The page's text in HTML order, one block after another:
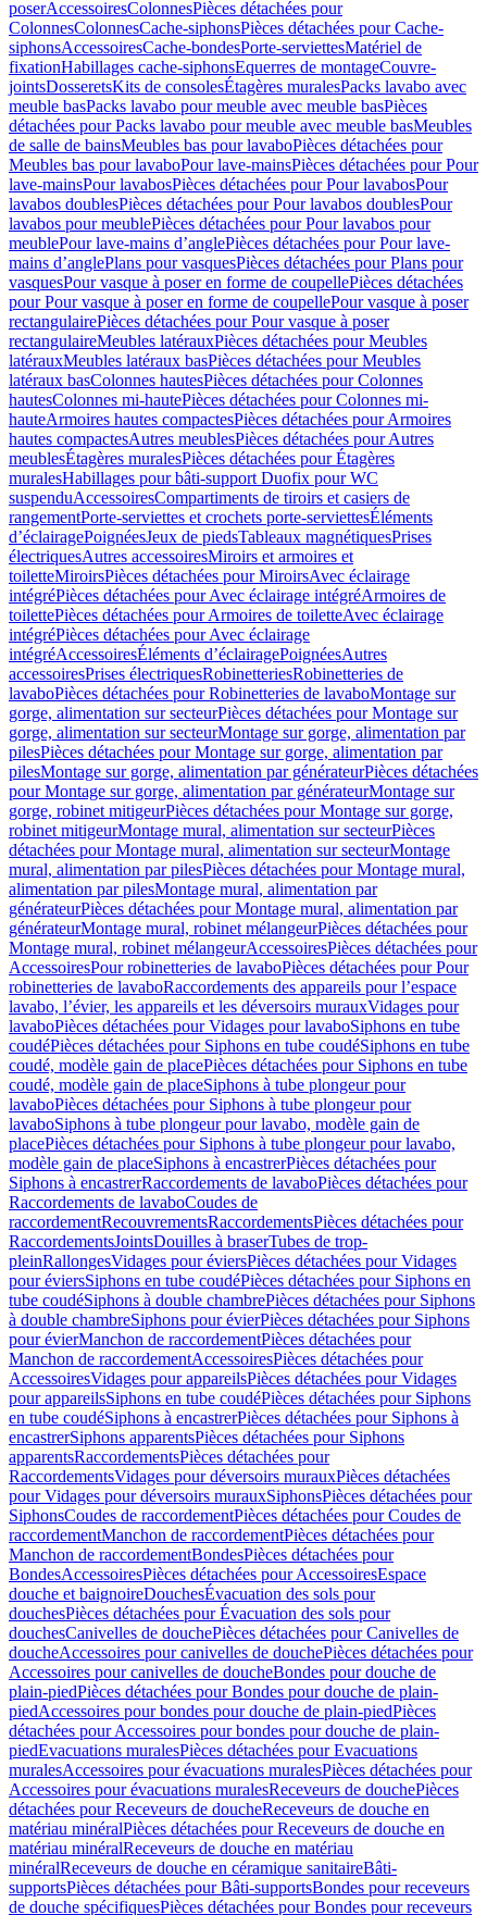
poserAccessoiresColonnesPièces détachées pour
ColonnesColonnesCache-siphonsPièces détachées pour Cache-
siphonsAccessoiresCache-bondesPorte-serviettesMatériel de
fixationHabillages cache-siphonsEquerres de montageCouvre-
jointsDosseretsKits de consolesÉtagères muralesPacks lavabo avec
meuble basPacks lavabo pour meuble avec meuble basPièces
détachées pour Packs lavabo pour meuble avec meuble basMeubles
de salle de bainsMeubles bas pour lavaboPièces détachées pour
Meubles bas pour lavaboPour lave-mainsPièces détachées pour Pour
lave-mainsPour lavabosPièces détachées pour Pour lavabosPour
lavabos doublesPièces détachées pour Pour lavabos doublesPour
lavabos pour meublePièces détachées pour Pour lavabos pour
meublePour lave-mains d’anglePièces détachées pour Pour lave-
mains d’anglePlans pour vasquesPièces détachées pour Plans pour
vasquesPour vasque à poser en forme de coupellePièces détachées
pour Pour vasque à poser en forme de coupellePour vasque à poser
rectangulairePièces détachées pour Pour vasque à poser
rectangulaireMeubles latérauxPièces détachées pour Meubles
latérauxMeubles latéraux basPièces détachées pour Meubles
latéraux basColonnes hautesPièces détachées pour Colonnes
hautesColonnes mi-hautePièces détachées pour Colonnes mi-
hauteArmoires hautes compactesPièces détachées pour Armoires
hautes compactesAutres meublesPièces détachées pour Autres
meublesÉtagères muralesPièces détachées pour Étagères
muralesHabillages pour bâti-support Duofix pour WC
suspenduAccessoiresCompartiments de tiroirs et casiers de
rangementPorte-serviettes et crochets porte-serviettesÉléments
d’éclairagePoignéesJeux de piedsTableaux magnétiquesPrises
électriquesAutres accessoiresMiroirs et armoires et
toiletteMiroirsPièces détachées pour MiroirsAvec éclairage
intégréPièces détachées pour Avec éclairage intégréArmoires de
toilettePièces détachées pour Armoires de toiletteAvec éclairage
intégréPièces détachées pour Avec éclairage
intégréAccessoiresÉléments d’éclairagePoignéesAutres
accessoiresPrises électriquesRobinetteriesRobinetteries de
lavaboPièces détachées pour Robinetteries de lavaboMontage sur
gorge, alimentation sur secteurPièces détachées pour Montage sur
gorge, alimentation sur secteurMontage sur gorge, alimentation par
pilesPièces détachées pour Montage sur gorge, alimentation par
pilesMontage sur gorge, alimentation par générateurPièces détachées
pour Montage sur gorge, alimentation par générateurMontage sur
gorge, robinet mitigeurPièces détachées pour Montage sur gorge,
robinet mitigeurMontage mural, alimentation sur secteurPièces
détachées pour Montage mural, alimentation sur secteurMontage
mural, alimentation par pilesPièces détachées pour Montage mural,
alimentation par pilesMontage mural, alimentation par
générateurPièces détachées pour Montage mural, alimentation par
générateurMontage mural, robinet mélangeurPièces détachées pour
Montage mural, robinet mélangeurAccessoiresPièces détachées pour
AccessoiresPour robinetteries de lavaboPièces détachées pour Pour
robinetteries de lavaboRaccordements des appareils pour l’espace
lavabo, l’évier, les appareils et les déversoirs murauxVidages pour
lavaboPièces détachées pour Vidages pour lavaboSiphons en tube
coudéPièces détachées pour Siphons en tube coudéSiphons en tube
coudé, modèle gain de placePièces détachées pour Siphons en tube
coudé, modèle gain de placeSiphons à tube plongeur pour
lavaboPièces détachées pour Siphons à tube plongeur pour
lavaboSiphons à tube plongeur pour lavabo, modèle gain de
placePièces détachées pour Siphons à tube plongeur pour lavabo,
modèle gain de placeSiphons à encastrerPièces détachées pour
Siphons à encastrerRaccordements de lavaboPièces détachées pour
Raccordements de lavaboCoudes de
raccordementRecouvrementsRaccordementsPièces détachées pour
RaccordementsJointsDouilles à braserTubes de trop-
pleinRallongesVidages pour éviersPièces détachées pour Vidages
pour éviersSiphons en tube coudéPièces détachées pour Siphons en
tube coudéSiphons à double chambrePièces détachées pour Siphons
à double chambreSiphons pour évierPièces détachées pour Siphons
pour évierManchon de raccordementPièces détachées pour
Manchon de raccordementAccessoiresPièces détachées pour
AccessoiresVidages pour appareilsPièces détachées pour Vidages
pour appareilsSiphons en tube coudéPièces détachées pour Siphons
en tube coudéSiphons à encastrerPièces détachées pour Siphons à
encastrerSiphons apparentsPièces détachées pour Siphons
apparentsRaccordementsPièces détachées pour
RaccordementsVidages pour déversoirs murauxPièces détachées
pour Vidages pour déversoirs murauxSiphonsPièces détachées pour
SiphonsCoudes de raccordementPièces détachées pour Coudes de
raccordementManchon de raccordementPièces détachées pour
Manchon de raccordementBondesPièces détachées pour
BondesAccessoiresPièces détachées pour AccessoiresEspace
douche et baignoireDouchesÉvacuation des sols pour
douchesPièces détachées pour Évacuation des sols pour
douchesCanivelles de douchePièces détachées pour Canivelles de
doucheAccessoires pour canivelles de douchePièces détachées pour
Accessoires pour canivelles de doucheBondes pour douche de
plain-piedPièces détachées pour Bondes pour douche de plain-
piedAccessoires pour bondes pour douche de plain-piedPièces
détachées pour Accessoires pour bondes pour douche de plain-
piedEvacuations muralesPièces détachées pour Evacuations
muralesAccessoires pour évacuations muralesPièces détachées pour
Accessoires pour évacuations muralesReceveurs de douchePièces
détachées pour Receveurs de doucheReceveurs de douche en
matériau minéralPièces détachées pour Receveurs de douche en
matériau minéralReceveurs de douche en matériau
minéralReceveurs de douche en céramique sanitaireBâti-
supportsPièces détachées pour Bâti-supportsBondes pour receveurs
de douche spécifiquesPièces détachées pour Bondes pour receveurs